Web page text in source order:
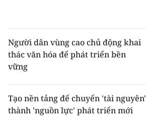
Người dân vùng cao chủ động khai
thác văn hóa để phát triển bền
vững
Tạo nền tảng để chuyển 'tài nguyên'
thành 'nguồn lực' phát triển mới